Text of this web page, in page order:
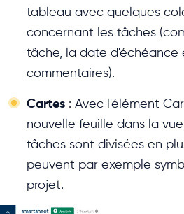
tableau avec quelques
concernant les tâches
tâche, la date d'échéance
commentaires).
Cartes : Avec l'élément
nouvelle feuille dans la
tâches sont divisées en
peuvent par exemple
projet.